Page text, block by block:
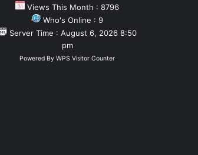
Views This Month : 8796
Who's Online : 9
Server Time : August 6, 2026 8:50
pm
Powered By WPS Visitor Counter